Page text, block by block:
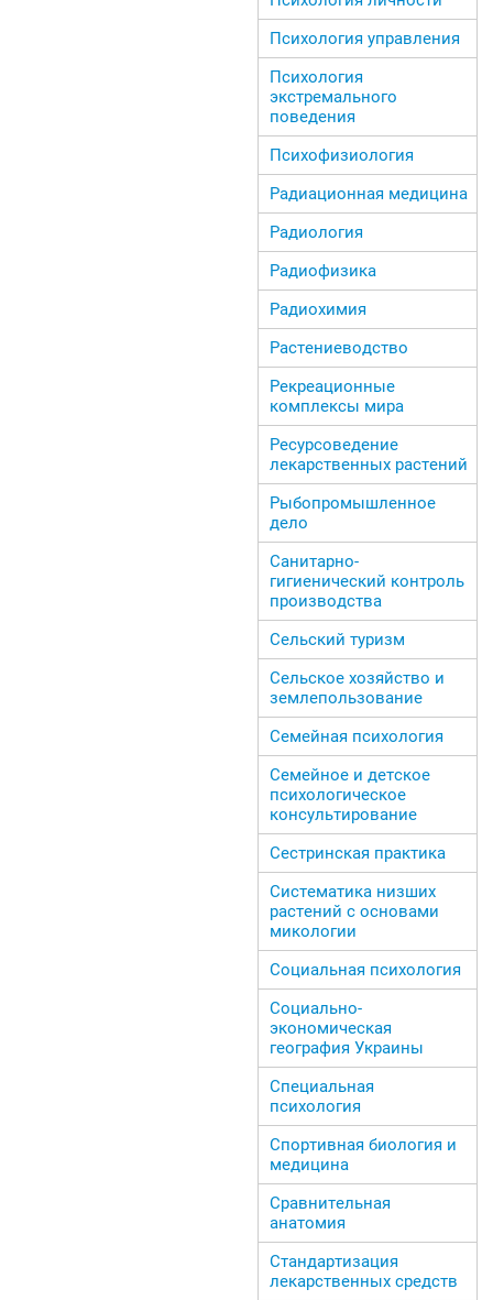
Психология управления
Психология
экстремального
поведения
Психофизиология
Радиационная медицина
Радиология
Радиофизика
Радиохимия
Растениеводство
Рекреационные
комплексы мира
Ресурсоведение
лекарственных растений
Рыбопромышленное
дело
Санитарно-
гигиенический контроль
производства
Сельский туризм
Сельское хозяйство и
землепользование
Семейная психология
Семейное и детское
психологическое
консультирование
Сестринская практика
Систематика низших
растений с основами
микологии
Социальная психология
Социально-
экономическая
география Украины
Специальная
психология
Спортивная биология и
медицина
Сравнительная
анатомия
Стандартизация
лекарственных средств